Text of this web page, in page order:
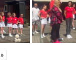
»